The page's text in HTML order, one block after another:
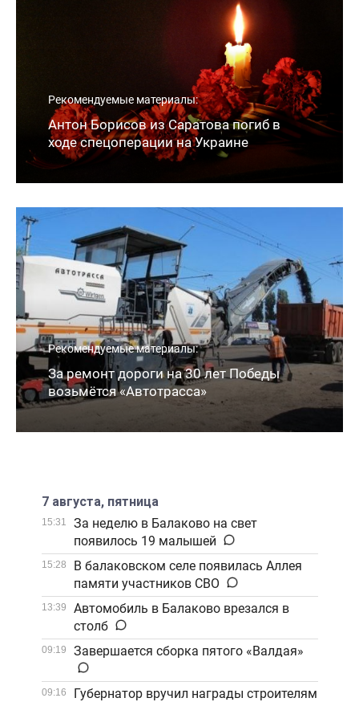
Рекомендуемые материалы:
Антон Борисов из Саратова погиб в
ходе спецоперации на Украине
Рекомендуемые материалы:
За ремонт дороги на 30 лет Победы
возьмётся «Автотрасса»
7 августа, пятница
15:31
За неделю в Балаково на свет
появилось 19 малышей
15:28
В балаковском селе появилась Аллея
памяти участников СВО
13:39
Автомобиль в Балаково врезался в
столб
09:19 Завершается сборка пятого «Валдая»
09:16 Губернатор вручил награды строителям